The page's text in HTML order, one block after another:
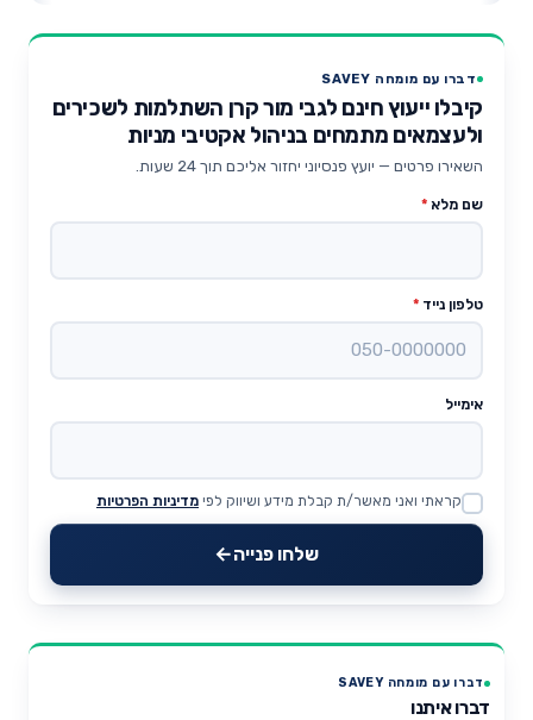
דברו עם מומחה SAVEY
קיבלו ייעוץ חינם לגבי מור קרן השתלמות לשכירים
ולעצמאים מתמחים בניהול אקטיבי מניות
השאירו פרטים — יועץ פנסיוני יחזור אליכם תוך 24 שעות.
שם מלא *
טלפון נייד *
אימייל
Website
קראתי ואני מאשר/ת קבלת מידע ושיווק לפי מדיניות הפרטיות
שלחו פנייה
דברו עם מומחה SAVEY
דברו איתנו